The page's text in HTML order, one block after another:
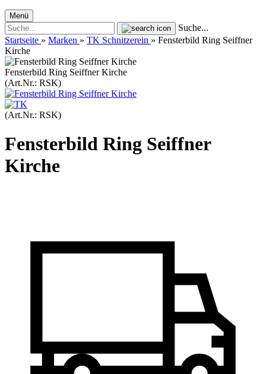
Menü
Suche...
Startseite » Marken » TK Schnitzerein » Fensterbild Ring Seiffner
Kirche
Fensterbild Ring Seiffner Kirche
(Art.Nr.: RSK)
(Art.Nr.: RSK)
Fensterbild Ring Seiffner
Kirche